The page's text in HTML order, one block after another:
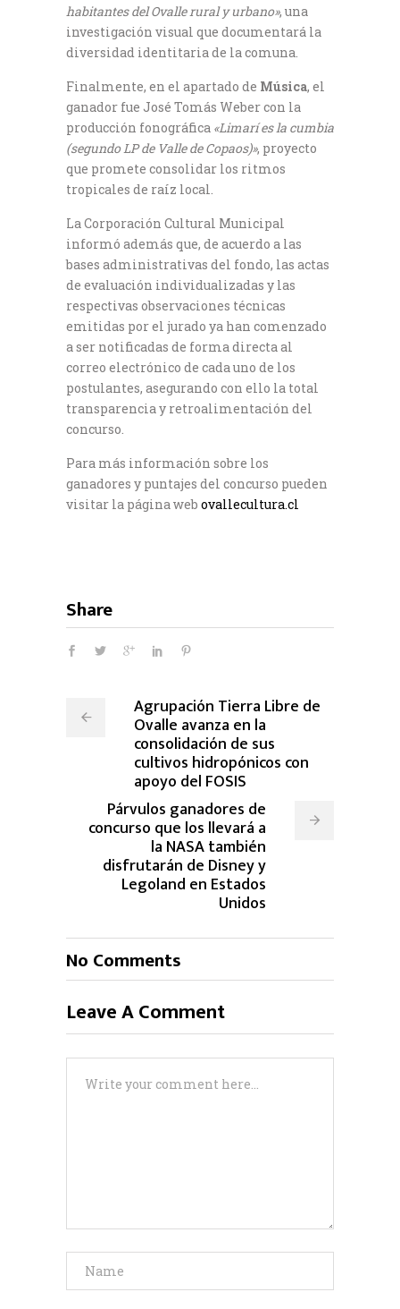
habitantes del Ovalle rural y urbano», una
investigación visual que documentará la
diversidad identitaria de la comuna.
Finalmente, en el apartado de Música, el
ganador fue José Tomás Weber con la
producción fonográfica «Limarí es la cumbia
(segundo LP de Valle de Copaos)», proyecto
que promete consolidar los ritmos
tropicales de raíz local.
La Corporación Cultural Municipal
informó además que, de acuerdo a las
bases administrativas del fondo, las actas
de evaluación individualizadas y las
respectivas observaciones técnicas
emitidas por el jurado ya han comenzado
a ser notificadas de forma directa al
correo electrónico de cada uno de los
postulantes, asegurando con ello la total
transparencia y retroalimentación del
concurso.
Para más información sobre los
ganadores y puntajes del concurso pueden
visitar la página web ovallecultura.cl
Share
Agrupación Tierra Libre de
Ovalle avanza en la
consolidación de sus
cultivos hidropónicos con
apoyo del FOSIS
Párvulos ganadores de
concurso que los llevará a
la NASA también
disfrutarán de Disney y
Legoland en Estados
Unidos
No Comments
Leave A Comment